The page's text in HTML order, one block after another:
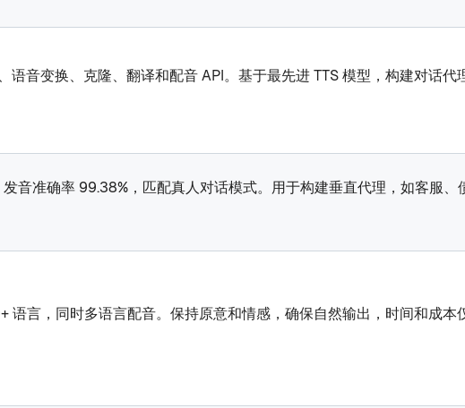
语音变换、克隆、翻译和配音 API。基于最先进 TTS 模型，构建对话
音准确率 99.38%，匹配真人对话模式。用于构建垂直代理，如客服
语言，同时多语言配音。保持原意和情感，确保自然输出，时间和成本